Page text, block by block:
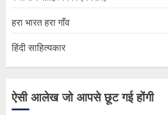
हरा भारत हरा गाँव
हिंदी साहित्यकार
ऐसी आलेख जो आपसे छूट गई होंगी